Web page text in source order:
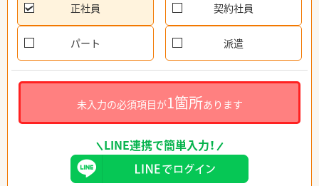
正社員 契約社員
パート 派遣
未入力の必須項目が1箇所あります
LINE連携で簡単入力！